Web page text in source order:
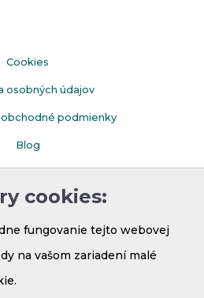
cookies:
fungovanie tejto webovej
na vašom zariadení malé
Cookies
osobných údajov
podmienky
Blog